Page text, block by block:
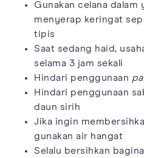
Gunakan celana
menyerap keringat
tipis
Saat sedang haid,
selama 3 jam sekali
Hindari penggunaan
Hindari penggunaan
daun sirih
Jika ingin
gunakan air hangat
Selalu bersihkan